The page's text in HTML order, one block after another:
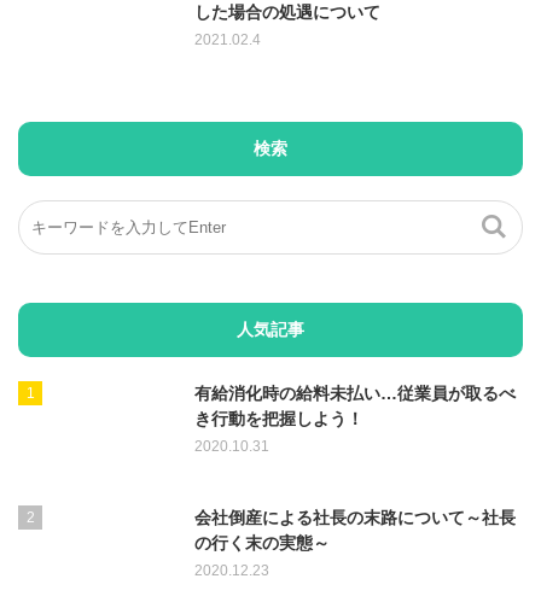
した場合の処遇について
2021.02.4
検索
人気記事
有給消化時の給料未払い…従業員が取るべ
き行動を把握しよう！
2020.10.31
会社倒産による社長の末路について～社長
の行く末の実態～
2020.12.23